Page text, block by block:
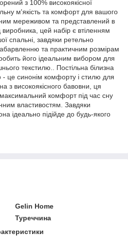
з 100% високоякісної
м'якість та комфорт для вашого
мереживом та представлений в
виробника, цей набір є втіленням
спальні, завдяки ретельно
та практичним розмірам
його ідеальним вибором для
текстилю.. Постільна білизна
це синонім комфорту і стилю для
з високоякісного бавовни, ця
комфорт під час сну
властивостям. Завдяки
ідеально підійде до будь-якого
Gelin Home
Туреччина